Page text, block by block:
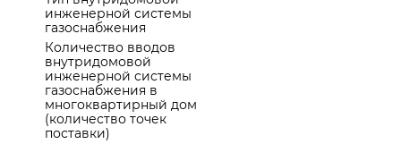
инженерной системы
газоснабжения
Количество вводов
внутридомовой
инженерной системы
газоснабжения в
многоквартирный дом
(количество точек
поставки)